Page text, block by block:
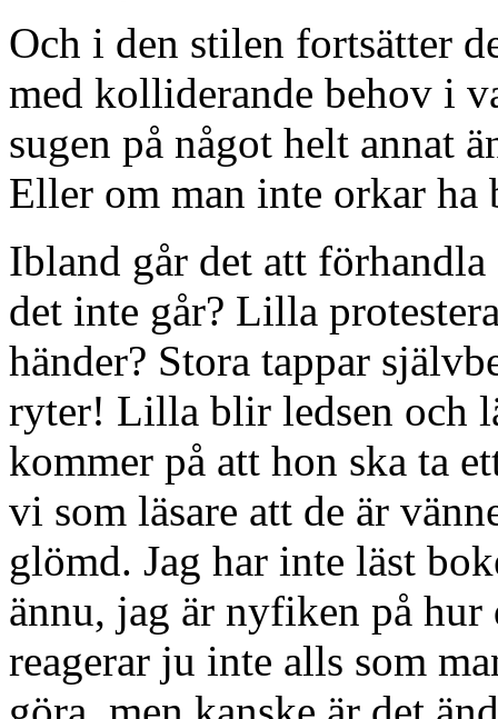
Och i den stilen fortsätter
med kolliderande behov i
sugen på något helt annat
Eller om man inte orkar ha
Ibland går det att
det inte går? Lilla
händer? Stora tappar
ryter! Lilla blir ledsen och
kommer på att hon ska ta
vi som läsare att de är
glömd. Jag har inte läst
ännu, jag är nyfiken på hur
reagerar ju inte alls som